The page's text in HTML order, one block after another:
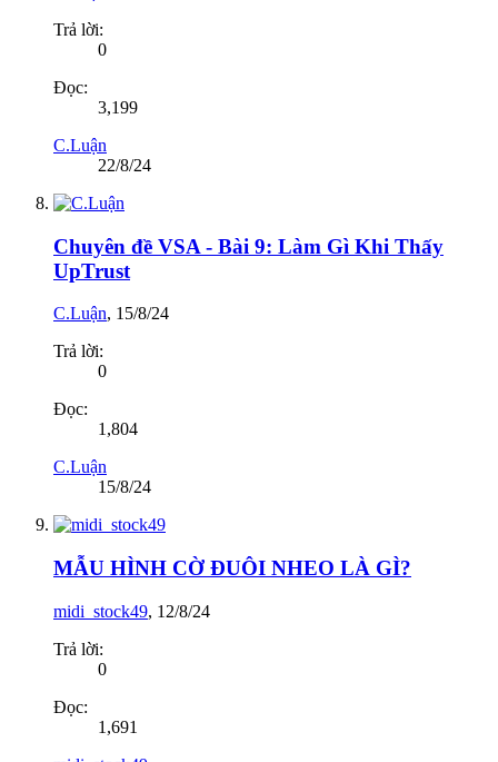
Trả lời:
0
Đọc:
3,199
C.Luận
22/8/24
Chuyên đề VSA - Bài 9: Làm Gì Khi Thấy
UpTrust
C.Luận, 15/8/24
Trả lời:
0
Đọc:
1,804
C.Luận
15/8/24
MẪU HÌNH CỜ ĐUÔI NHEO LÀ GÌ?
midi_stock49, 12/8/24
Trả lời:
0
Đọc:
1,691